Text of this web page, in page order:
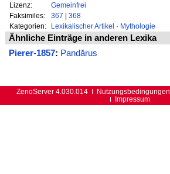
Lizenz:
Gemeinfrei
Faksimiles:
367 | 368
Kategorien:
Lexikalischer Artikel · Mythologie
Ähnliche Einträge in anderen Lexika
Pierer-1857: Pandărus
ZenoServer 4.030.014 Nutzungsbedingungen
Impressum